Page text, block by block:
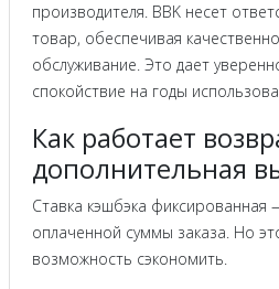
производителя. BBK несет
товар, обеспечивая
обслуживание. Это дает
спокойствие на годы
Как работает
дополнительная
Ставка кэшбэка фиксированная
оплаченной суммы заказа. Но
возможность сэкономить.